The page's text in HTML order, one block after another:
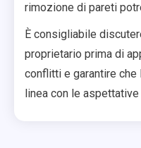
rimozione di pareti
È consigliabile
proprietario prima di
conflitti e garantire
linea con le aspettative